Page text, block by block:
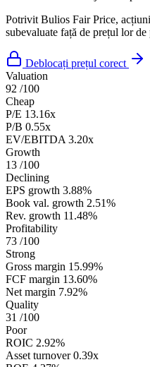
Potrivit Bulios Fair Price,
subevaluate față de prețul lor de
Deblocați prețul corect
Valuation
92 /100
Cheap
P/E 13.16x
P/B 0.55x
EV/EBITDA 3.20x
Growth
13 /100
Declining
EPS growth 3.88%
Book val. growth 2.51%
Rev. growth 11.48%
Profitability
73 /100
Strong
Gross margin 15.99%
FCF margin 13.60%
Net margin 7.92%
Quality
31 /100
Poor
ROIC 2.92%
Asset turnover 0.39x